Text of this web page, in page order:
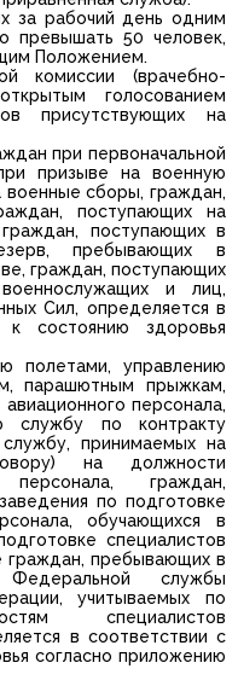
за рабочий день одним
превышать 50 человек,
Положением.
комиссии (врачебно-
голосованием
присутствующих на
при первоначальной
призыве на военную
сборы, граждан,
поступающих на
поступающих в
пребывающих в
граждан, поступающих
и лиц,
Сил, определяется в
к состоянию здоровья
полетами, управлению
парашютным прыжкам,
персонала,
службу по контракту
принимаемых на
на должности
персонала, граждан,
по подготовке
обучающихся в
специалистов
граждан, пребывающих в
службы
учитываемых по
специалистов
в соответствии с
согласно приложению